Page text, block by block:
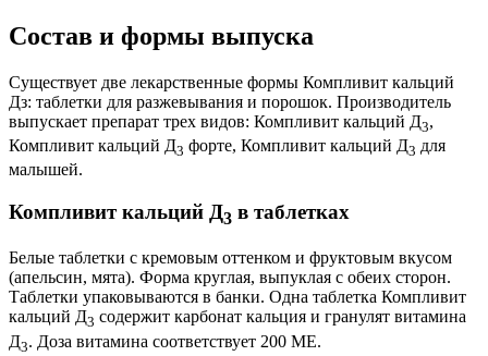
Состав и формы выпуска
Существует две лекарственные формы Компливит кальций
Дз: таблетки для разжевывания и порошок. Производитель
выпускает препарат трех видов: Компливит кальций Д3,
Компливит кальций Д3 форте, Компливит кальций Д3 для
малышей.
Компливит кальций Д3 в таблетках
Белые таблетки с кремовым оттенком и фруктовым вкусом
(апельсин, мята). Форма круглая, выпуклая с обеих сторон.
Таблетки упаковываются в банки. Одна таблетка Компливит
кальций Д3 содержит карбонат кальция и гранулят витамина
Д3. Доза витамина соответствует 200 МЕ.